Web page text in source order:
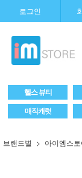
로그인
헬스 뷰티
매직캐럿
브랜드별 아이엠스